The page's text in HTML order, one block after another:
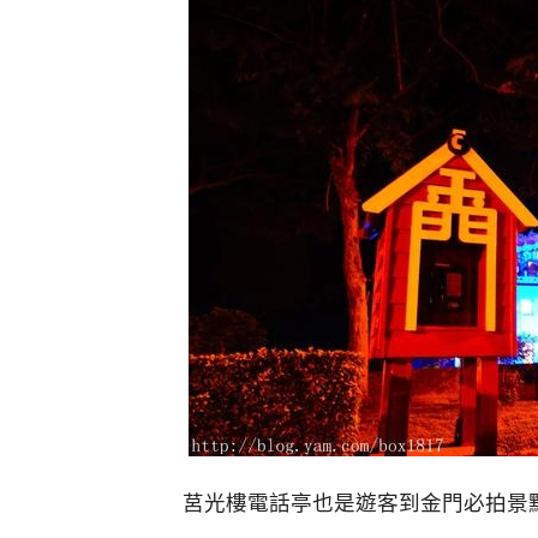
莒光樓電話亭也是遊客到金門必拍景